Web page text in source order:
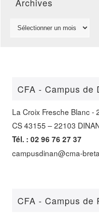
CFA - Campus de
La Croix Fresche Blanc -
CS 43155 – 22103
Tél. : 02 96 76 27 37
campusdinan@cma-
CFA - Campus de